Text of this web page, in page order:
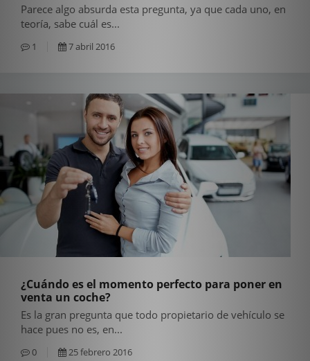
Parece algo absurda esta pregunta, ya que cada uno, en
teoría, sabe cuál es...
1 7 abril 2016
¿Cuándo es el momento perfecto para poner en
venta un coche?
Es la gran pregunta que todo propietario de vehículo se
hace pues no es, en...
0 25 febrero 2016